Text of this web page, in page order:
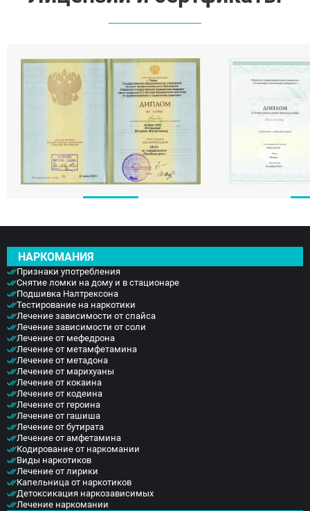
Волоколамск
Голицыно
Бронницы
Рошаль
Хотьково
Пущино
Черноголовка
Талдом
Руза
Краснозаводск
Белоозёрский
Высоковск
Дрезна
Пересвет
НАРКОМАНИЯ
Признаки употребления
Снятие ломки на дому и в стационаре
Подшивка Налтрексона
Тестирование на наркотики
Лечение зависимости от спайса
Лечение зависимости от соли
Лечение от мефедрона
Лечение от метамфетамина
Лечение от метадона
Лечение от марихуаны
Лечение от кокаина
Лечение от кодеина
Лечение от героина
Лечение от гашиша
Лечение от бутирата
Лечение от амфетамина
Кодирование от наркомании
Виды наркотиков
Лечение от лирики
Капельница от наркотиков
Детоксикация наркозависимых
Лечение наркомании